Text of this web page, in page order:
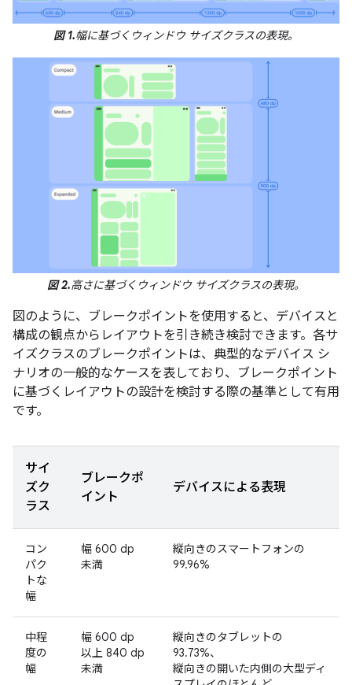
図 1.幅に基づくウィンドウ サイズクラスの表現。
図 2.高さに基づくウィンドウ サイズクラスの表現。
図のように、ブレークポイントを使用すると、デバイスと
構成の観点からレイアウトを引き続き検討できます。各サ
イズクラスのブレークポイントは、典型的なデバイス シ
ナリオの一般的なケースを表しており、ブレークポイント
に基づくレイアウトの設計を検討する際の基準として有用
です。
サイ
ズク
ラス
ブレークポ
イント
デバイスによる表現
コン
パク
トな
幅
幅 600 dp
未満
縦向きのスマートフォンの
99.96%
中程
度の
幅
幅 600 dp
以上 840 dp
未満
縦向きのタブレットの
93.73%、
縦向きの開いた内側の大型ディ